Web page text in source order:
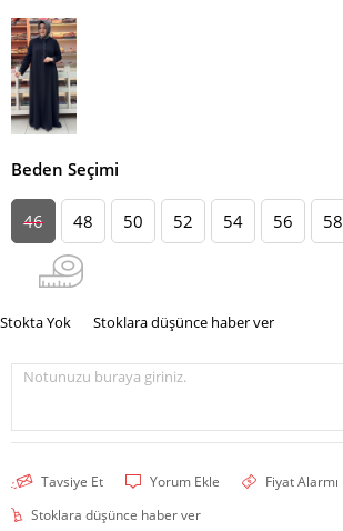
Beden Seçimi
46 48 50 52 54 56 58
Stokta Yok Stoklara düşünce haber ver
Notunuzu buraya giriniz.
Tavsiye Et Yorum Ekle
Fiyat Alarmı
Stoklara düşünce haber ver